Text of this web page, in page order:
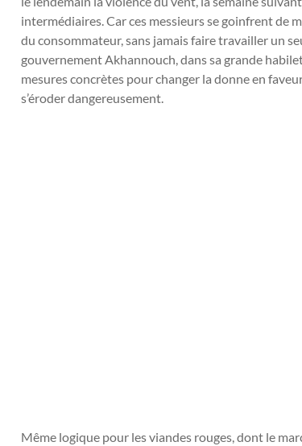
intermédiaires. Car ces messieurs se goinfrent de
du consommateur, sans jamais faire travailler un
gouvernement Akhannouch, dans sa grande
mesures concrètes pour changer la donne en
s’éroder dangereusement.
Même logique pour les viandes rouges, dont le